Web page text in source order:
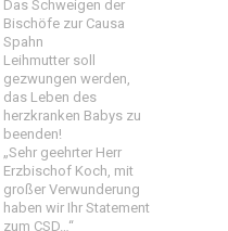
Das Schweigen der
Bischöfe zur Causa
Spahn
Leihmutter soll
gezwungen werden,
das Leben des
herzkranken Babys zu
beenden!
„Sehr geehrter Herr
Erzbischof Koch, mit
großer Verwunderung
haben wir Ihr Statement
zum CSD…“